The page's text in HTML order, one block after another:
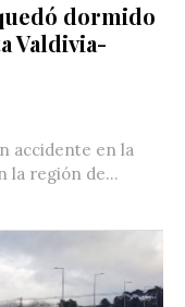
dormido
Valdivia-
accidente en la
la región de...